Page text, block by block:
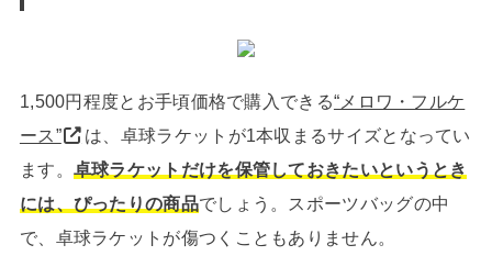
1,500円程度とお手頃価格で購入できる“メロワ・フルケ
ース”
は、卓球ラケットが1本収まるサイズとなってい
ます。 卓球ラケットだけを保管しておきたいというとき
には、ぴったりの商品でしょう。スポーツバッグの中
で、卓球ラケットが傷つくこともありません。